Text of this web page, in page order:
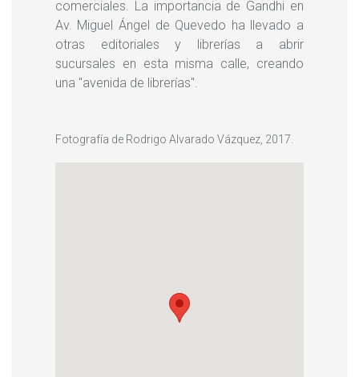
comerciales. La importancia de Gandhi en
Av. Miguel Ángel de Quevedo ha llevado a
otras editoriales y librerías a abrir
sucursales en esta misma calle, creando
una ''avenida de librerías''.
Fotografía de Rodrigo Alvarado Vázquez, 2017.